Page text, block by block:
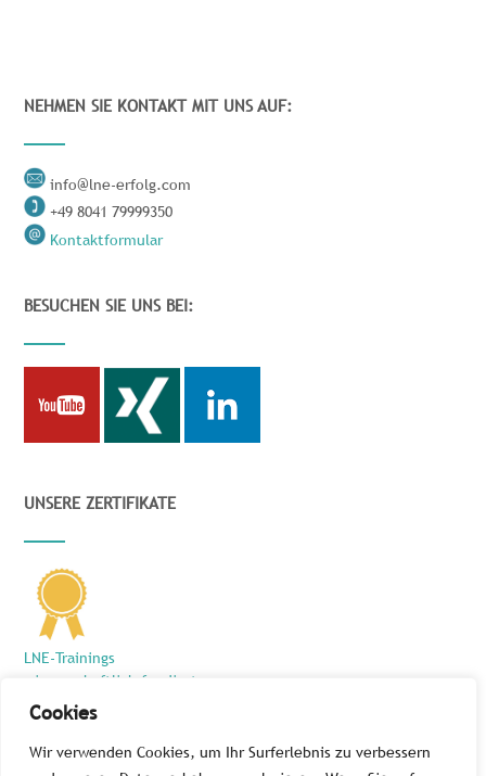
Cookies
Wir verwenden Cookies, um Ihr Surferlebnis zu verbessern
NEHMEN SIE KONTAKT MIT UNS AUF:
info@lne-erfolg.com
+49 8041 79999350
Kontaktformular
BESUCHEN SIE UNS BEI:
UNSERE ZERTIFIKATE
LNE-Trainings
wissenschaftlich fundiert
und zielführend